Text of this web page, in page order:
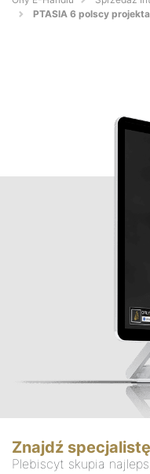
PTASIA 6 polscy
Znajdź specjalistę
Plebiscyt skupia